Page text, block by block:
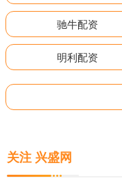
驰牛配资
明利配资
关注 兴盛网